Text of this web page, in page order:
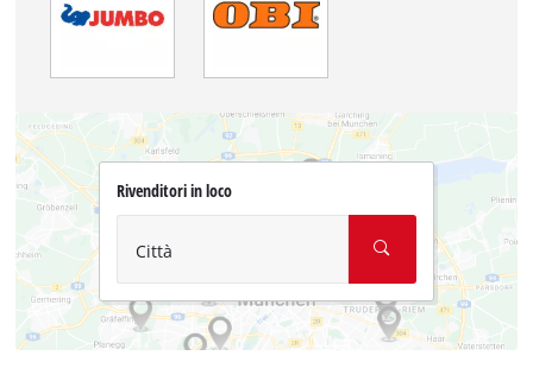
Rivenditori in loco
Città